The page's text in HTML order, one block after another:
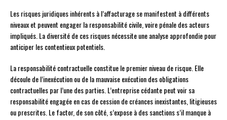
Les risques juridiques inhérents à l’affacturage se manifestent à différents
niveaux et peuvent engager la responsabilité civile, voire pénale des acteurs
impliqués. La diversité de ces risques nécessite une analyse approfondie pour
anticiper les contentieux potentiels.
La responsabilité contractuelle constitue le premier niveau de risque. Elle
découle de l’inexécution ou de la mauvaise exécution des obligations
contractuelles par l’une des parties. L’entreprise cédante peut voir sa
responsabilité engagée en cas de cession de créances inexistantes, litigieuses
ou prescrites. Le factor, de son côté, s’expose à des sanctions s’il manque à